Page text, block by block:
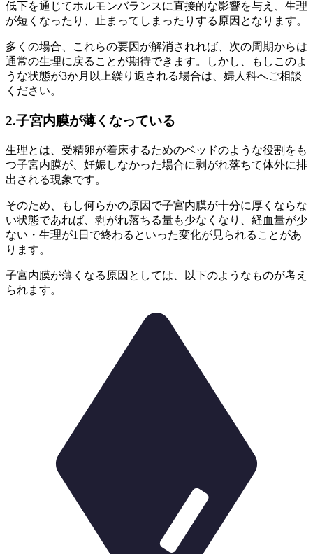
低下を通じてホルモンバランスに直接的な影響を与え、 生理
が短くなったり、止まってしまったりする原因となります。
多くの場合、これらの要因が解消されれば、次の周期からは
通常の生理に戻ることが期待できます。しかし、
もしこのよ
うな状態が3か月以上繰り返される場合は、婦人科へご相談
ください。
2.子宮内膜が薄くなっている
生理とは、受精卵が着床するためのベッドのような役割をも
つ子宮内膜が、妊娠しなかった場合に剥がれ落ちて体外に排
出される現象です。
そのため、もし何らかの原因で子宮内膜が十分に厚くならな
い状態であれば、 剥がれ落ちる量も少なくなり、経血量が少
ない・生理が1日で終わるといった変化が見られることがあ
ります。
子宮内膜が薄くなる原因としては、以下のようなものが考え
られます。